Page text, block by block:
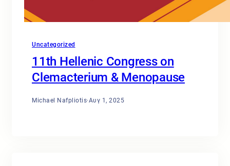
Uncategorized
11th Hellenic Congress on
Clemacterium & Menopause
Michael Nafpliotis·Αυγ 1, 2025